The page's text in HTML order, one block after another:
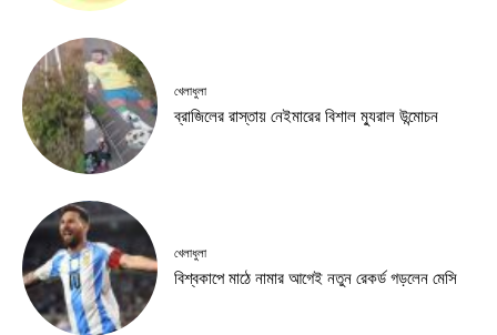
খেলাধুলা
ব্রাজিলের রাস্তায় নেইমারের বিশাল ম্যুরাল উন্মোচন
খেলাধুলা
বিশ্বকাপে মাঠে নামার আগেই নতুন রেকর্ড গড়লেন মেসি